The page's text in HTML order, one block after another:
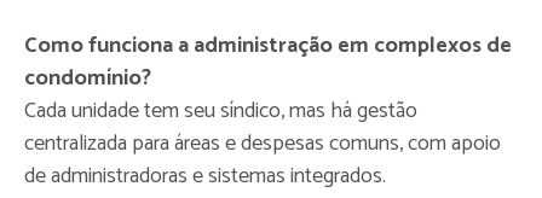
Como funciona a administração em complexos de
condomínio?
Cada unidade tem seu síndico, mas há gestão
centralizada para áreas e despesas comuns, com apoio
de administradoras e sistemas integrados.